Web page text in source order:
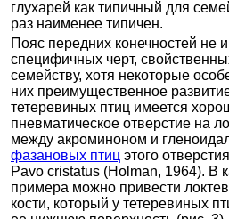
глухарей как типичный для
раз наименее типичен.
Пояс передних конечностей не
специфичных черт,
семейству, хотя некоторые
них преимущественное
тетеревиных птиц имеется
пневматическое отверстие на
между акроминоном и
фазановых птиц этого
Pavo cristatus (Holman, 1964). В
примера можно привести
кости, который у тетеревиных